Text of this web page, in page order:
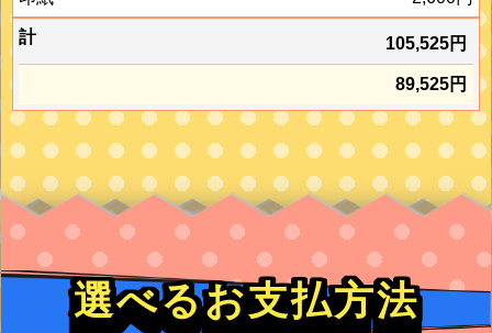
105,525円
89,525円
選べるお支払方法